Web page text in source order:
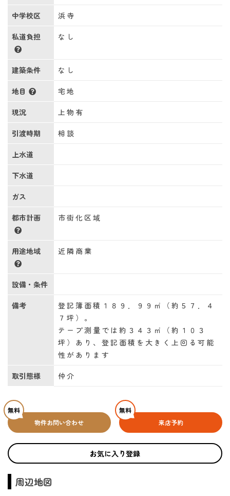
中学校区 浜寺
私道負担 なし
建築条件 なし
地目 宅地
現況 上物有
引渡時期 相談
上水道
下水道
ガス
都市計画 市街化区域
用途地域 近隣商業
設備・条件
備考
登記簿面積１８９．９９㎡（約５７．４
７坪）。
テープ測量では約３４３㎡（約１０３
坪）あり、登記面積を大きく上回る可能
性があります
取引態様 仲介
無料
物件お問い合わせ
無料
来店予約
お気に入り登録
周辺地図